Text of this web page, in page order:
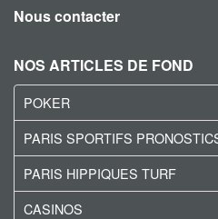
Nous contacter
NOS ARTICLES DE FOND
POKER
PARIS SPORTIFS
PARIS HIPPIQUES TURF
CASINOS